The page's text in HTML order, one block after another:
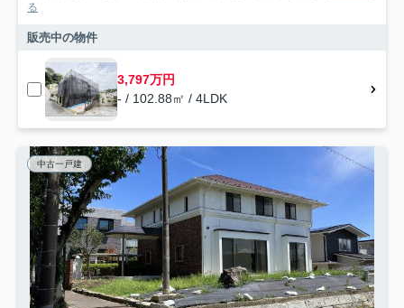
る
販売中の物件
3,797万円
- / 102.88㎡ / 4LDK
中古一戸建